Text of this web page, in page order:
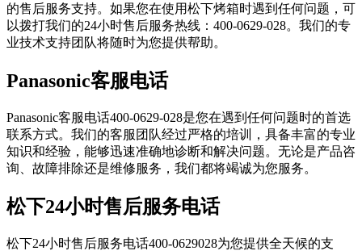
的售后服务支持。如果您在使用松下烤箱时遇到任何问题，可
以拨打我们的24小时售后服务热线：400-0629-028。我们的专
业技术支持团队将随时为您提供帮助。
Panasonic客服电话
Panasonic客服电话400-0629-028是您在遇到任何问题时的首选
联系方式。我们的客服团队经过严格的培训，具备丰富的专业
知识和经验，能够迅速准确地诊断和解决问题。无论是产品咨
询、故障排除还是维修服务，我们都将竭诚为您服务。
松下24小时售后服务电话
松下24小时售后服务电话400-0629028为您提供全天候的支